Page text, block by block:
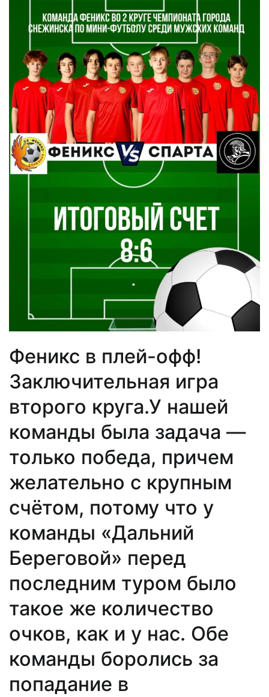
Феникс в плей-офф!
Заключительная игра
второго круга.У нашей
команды была задача —
только победа, причем
желательно с крупным
счётом, потому что у
команды «Дальний
Береговой» перед
последним туром было
такое же количество
очков, как и у нас. Обе
команды боролись за
попадание в